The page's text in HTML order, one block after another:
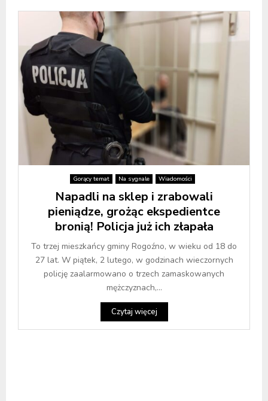
Gorący temat Na sygnale Wiadomości
Napadli na sklep i zrabowali
pieniądze, grożąc ekspedientce
bronią! Policja już ich złapała
To trzej mieszkańcy gminy Rogoźno, w wieku od 18 do
27 lat. W piątek, 2 lutego, w godzinach wieczornych
policję zaalarmowano o trzech zamaskowanych
mężczyznach,...
Czytaj więcej